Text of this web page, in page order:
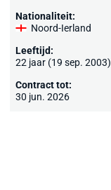
Nationaliteit:
Noord-Ierland
Leeftijd:
22 jaar (19 sep. 2003)
Contract tot:
30 jun. 2026